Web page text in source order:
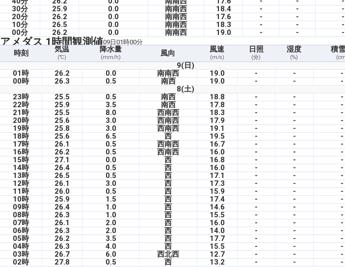
30分
25.9 0.0 南南西 18.4 - -
-
20分
26.2 0.0 南南西 17.6 - -
-
10分
26.5 0.0 南南西 18.3 - -
-
00分
26.2 0.0 南南西 19.0 - - -
アメダス 1時間観測値09日01時00分
時刻 気温
(℃)
降水量
(mm/h) 風向 風速
(m/s)
日照
(分)
湿度
(%)
積
9(日)
01時
26.2 0.0 南南西 19.0 - -
-
00時
26.3 0.5 南西 19.0 - -
-
8(土)
23時
25.5 0.5 南西 18.8 - -
-
22時
25.9 3.5 南西 17.8 - -
-
21時
25.5 8.0 西南西 18.3 - -
-
20時
25.6 3.0 西南西 17.9 - -
-
19時
25.8 3.0 西南西 19.1 - -
-
18時
25.6 6.5 西 19.5 - -
-
17時
26.1 0.5 西南西 16.7 - -
-
16時
26.2 0.5 西南西 16.0 - -
-
15時
27.1 0.0 西 16.8 - -
-
14時
26.4 0.5 西 16.0 - -
-
13時
26.5 0.5 西 17.1 - -
-
12時
26.1 3.0 西 17.3 - -
-
11時
26.0 0.5 西 15.9 - -
-
10時
25.9 1.5 西 17.4 - -
-
09時
26.4 1.0 西 14.6 - -
-
08時
26.3 1.0 西 15.5 - -
-
07時
26.1 2.0 西 16.0 - -
-
06時
26.3 2.0 西 14.0 - -
-
05時
26.2 3.5 西 17.7 - -
-
04時
26.3 4.0 西 15.5 - -
-
03時
26.7 6.0 西北西 12.7 - -
-
02時
27.8 0.5 西 13.2 - - -